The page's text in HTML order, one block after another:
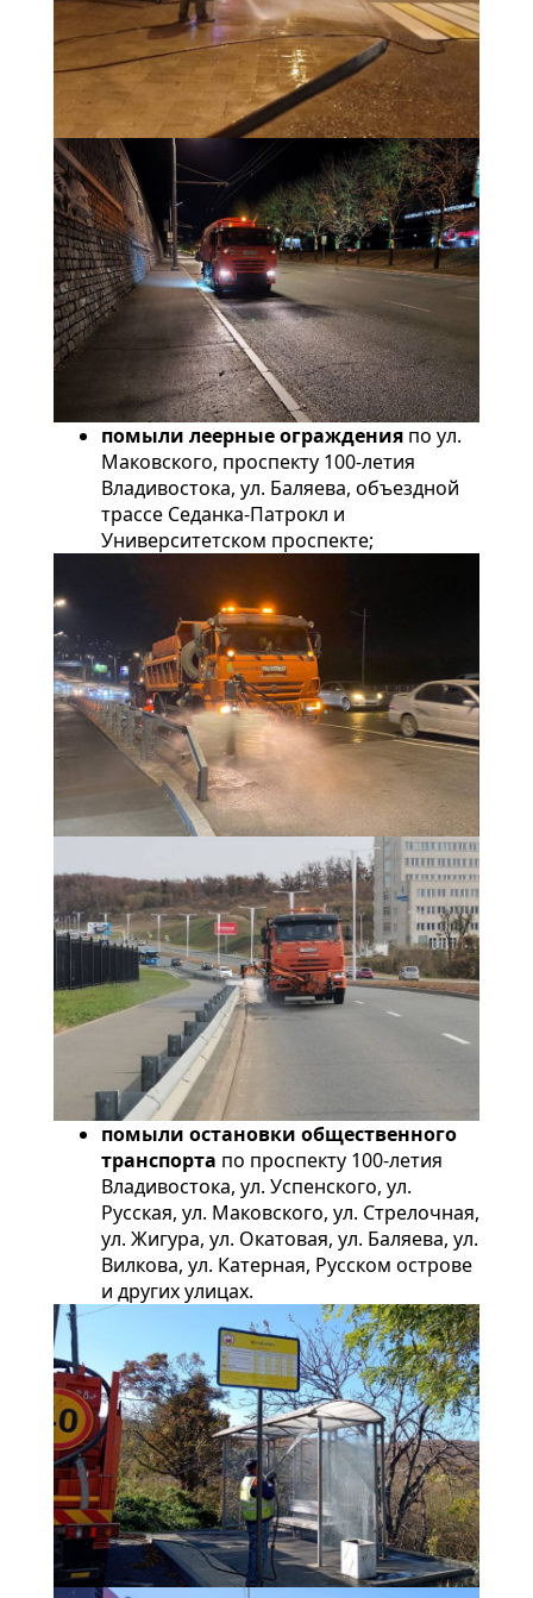
помыли леерные ограждения по ул.
Маковского, проспекту 100-летия
Владивостока, ул. Баляева, объездной
трассе Седанка-Патрокл и
Университетском проспекте;
помыли остановки общественного
транспорта по проспекту 100-летия
Владивостока, ул. Успенского, ул.
Русская, ул. Маковского, ул. Стрелочная,
ул. Жигура, ул. Окатовая, ул. Баляева, ул.
Вилкова, ул. Катерная, Русском острове
и других улицах.